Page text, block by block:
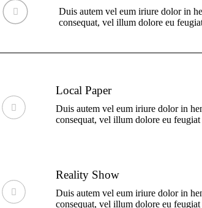
Duis autem vel eum iriure dolor in
consequat, vel illum dolore eu
Local Paper
Duis autem vel eum iriure dolor in
consequat, vel illum dolore eu
Reality Show
Duis autem vel eum iriure dolor in
consequat, vel illum dolore eu